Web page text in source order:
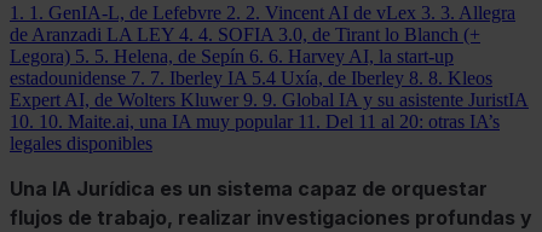
1. 1. GenIA-L, de Lefebvre 2. 2. Vincent AI de vLex 3. 3. Allegra
de Aranzadi LA LEY 4. 4. SOFIA 3.0, de Tirant lo Blanch (+
Legora) 5. 5. Helena, de Sepín 6. 6. Harvey AI, la start-up
estadounidense 7. 7. Iberley IA 5.4 Uxía, de Iberley 8. 8. Kleos
Expert AI, de Wolters Kluwer 9. 9. Global IA y su asistente JuristIA
10. 10. Maite.ai, una IA muy popular 11. Del 11 al 20: otras IA’s
legales disponibles
Una IA Jurídica es un sistema capaz de orquestar
flujos de trabajo, realizar investigaciones profundas y